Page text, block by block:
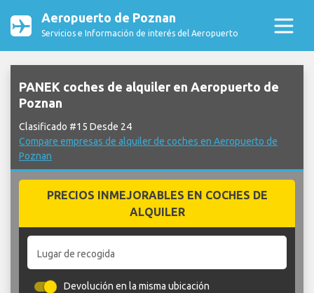
Aeropuerto de Poznan
Servicios e Información de interés del Aeropuerto
PANEK coches de alquiler en Aeropuerto de
Poznan
Clasificado #15 Desde 24
Compare empresas de alquiler de coches en Aeropuerto de
Poznan
PRECIOS INMEJORABLES EN COCHES DE
ALQUILER
Lugar de recogida
Devolución en la misma ubicación